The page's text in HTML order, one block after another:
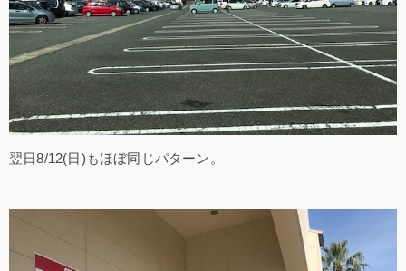
翌日8/12(日)もほぼ同じパターン。